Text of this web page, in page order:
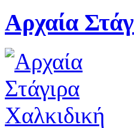
Αρχαία